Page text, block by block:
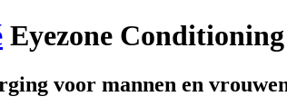
Eyezone
voor mannen en